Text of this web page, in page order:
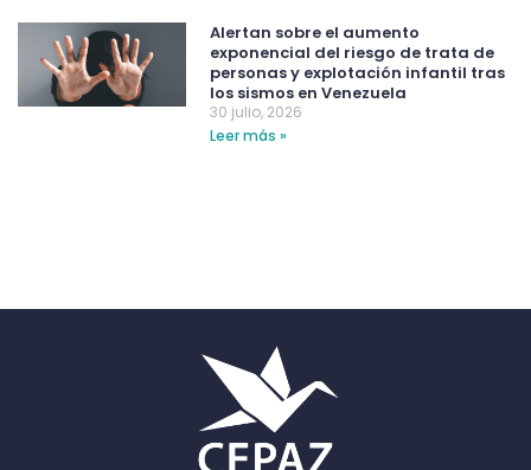
Alertan sobre el aumento
exponencial del riesgo de trata de
personas y explotación infantil tras
los sismos en Venezuela
30 julio, 2026
Leer más »